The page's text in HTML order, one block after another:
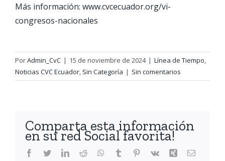
Más información: www.cvcecuador.org/vi-
congresos-nacionales
PorAdmin_CvC | 15 de noviembre de 2024 | Línea de Tiempo
Noticias CVC Ecuador Sin Categoría | Sin comentarios
Comparta esta información
en su red Social favorita!
Facebook
TwitterLinkedIn
Reddit WhatsApp
Tumblr Pinterest
Vk Xing Correo